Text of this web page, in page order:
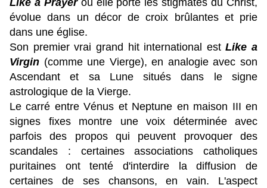
Like a Prayeroù elle porte les stigmates du Christ,
évolue dans un décor de croix brûlantes et prie
dans une église.
Son premier vrai grand hit international estLike a
Virgin (comme une Vierge), en analogie avec son
Ascendant et sa Lune situés dans le signe
astrologique de la Vierge.
Le carré entre Vénus et Neptune en maison III en
signes fixes montre une voix déterminée avec
parfois des propos qui peuvent provoquer des
scandales : certaines associations catholiques
puritaines ont tenté d'interdire la diffusion de
certaines de ses chansons, en vain. L'aspect